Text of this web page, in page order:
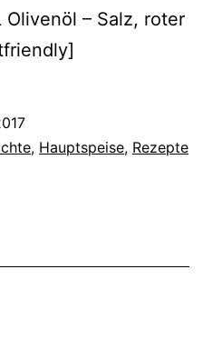
– Salz, roter
, Hauptspeise, Rezepte